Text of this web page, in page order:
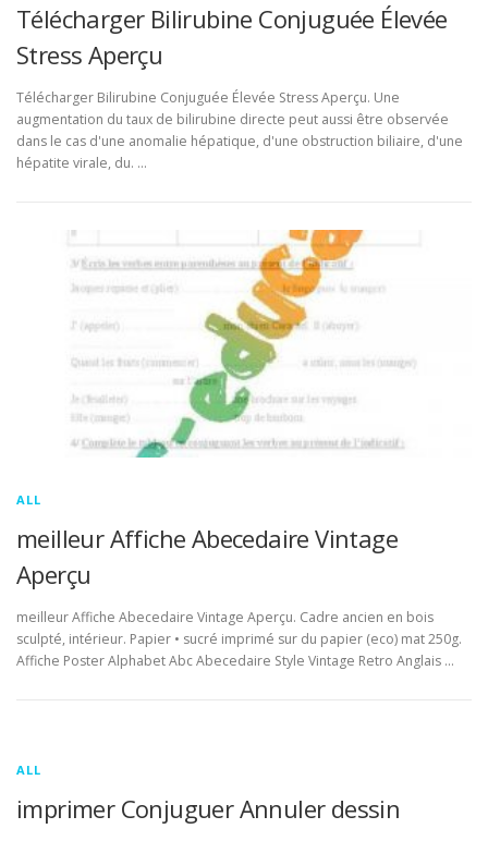
Télécharger Bilirubine Conjuguée Élevée
Stress Aperçu
Télécharger Bilirubine Conjuguée Élevée Stress Aperçu. Une
augmentation du taux de bilirubine directe peut aussi être observée
dans le cas d'une anomalie hépatique, d'une obstruction biliaire, d'une
hépatite virale, du. …
ALL
meilleur Affiche Abecedaire Vintage
Aperçu
meilleur Affiche Abecedaire Vintage Aperçu. Cadre ancien en bois
sculpté, intérieur. Papier • sucré imprimé sur du papier (eco) mat 250g.
Affiche Poster Alphabet Abc Abecedaire Style Vintage Retro Anglais …
ALL
imprimer Conjuguer Annuler dessin